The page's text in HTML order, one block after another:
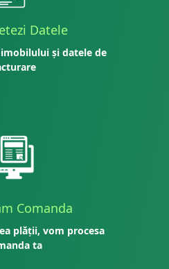
Datele
și datele de
Comanda
plății, vom procesa
ta